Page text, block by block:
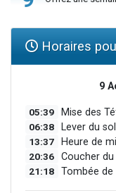
Horaires
9
05:39 Mise des
06:38 Lever du
13:37 Heure de
20:36 Coucher du
21:18 Tombée de